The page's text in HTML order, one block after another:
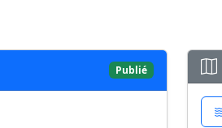
Publié